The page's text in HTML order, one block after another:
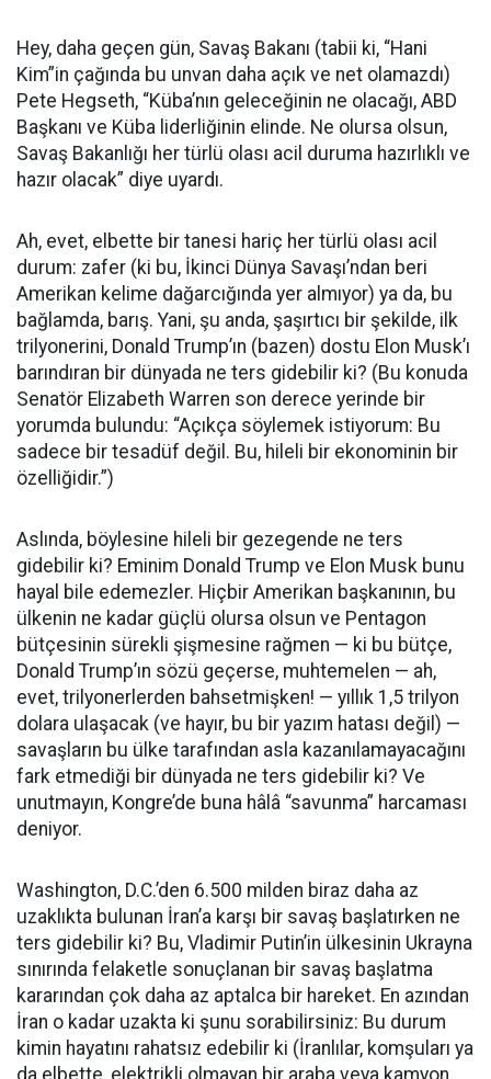
Hey, daha geçen gün, Savaş Bakanı (tabii ki, “Hani
Kim”in çağında bu unvan daha açık ve net olamazdı)
Pete Hegseth, “Küba’nın geleceğinin ne olacağı, ABD
Başkanı ve Küba liderliğinin elinde. Ne olursa olsun,
Savaş Bakanlığı her türlü olası acil duruma hazırlıklı ve
hazır olacak” diye uyardı.
Ah, evet, elbette bir tanesi hariç her türlü olası acil
durum: zafer (ki bu, İkinci Dünya Savaşı’ndan beri
Amerikan kelime dağarcığında yer almıyor) ya da, bu
bağlamda, barış. Yani, şu anda, şaşırtıcı bir şekilde, ilk
trilyonerini, Donald Trump’ın (bazen) dostu Elon Musk’ı
barındıran bir dünyada ne ters gidebilir ki? (Bu konuda
Senatör Elizabeth Warren son derece yerinde bir
yorumda bulundu: “Açıkça söylemek istiyorum: Bu
sadece bir tesadüf değil. Bu, hileli bir ekonominin bir
özelliğidir.”)
Aslında, böylesine hileli bir gezegende ne ters
gidebilir ki? Eminim Donald Trump ve Elon Musk bunu
hayal bile edemezler. Hiçbir Amerikan başkanının, bu
ülkenin ne kadar güçlü olursa olsun ve Pentagon
bütçesinin sürekli şişmesine rağmen — ki bu bütçe,
Donald Trump’ın sözü geçerse, muhtemelen — ah,
evet, trilyonerlerden bahsetmişken! — yıllık 1,5 trilyon
dolara ulaşacak (ve hayır, bu bir yazım hatası değil) —
savaşların bu ülke tarafından asla kazanılamayacağını
fark etmediği bir dünyada ne ters gidebilir ki? Ve
unutmayın, Kongre’de buna hâlâ “savunma” harcaması
deniyor.
Washington, D.C.’den 6.500 milden biraz daha az
uzaklıkta bulunan İran’a karşı bir savaş başlatırken ne
ters gidebilir ki? Bu, Vladimir Putin’in ülkesinin Ukrayna
sınırında felaketle sonuçlanan bir savaş başlatma
kararından çok daha az aptalca bir hareket. En azından
İran o kadar uzakta ki şunu sorabilirsiniz: Bu durum
kimin hayatını rahatsız edebilir ki (İranlılar, komşuları ya